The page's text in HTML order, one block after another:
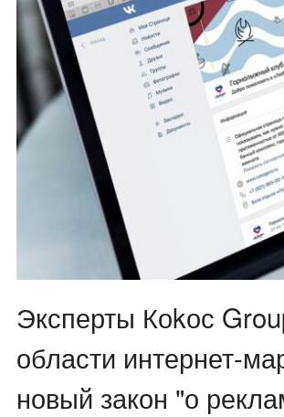
Эксперты Коkос
области интернет-
новый закон "о